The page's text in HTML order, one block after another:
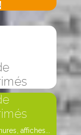
affiches...